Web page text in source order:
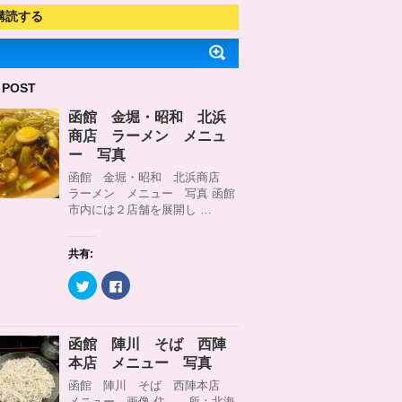
読する
函館 金堀・昭和 北浜
商店 ラーメン メニュ
ー 写真
函館 金堀・昭和 北浜商店
ラーメン メニュー 写真 函館
市内には２店舗を展開し …
共有:
ク
リ
し
て
T
w
i
t
F
a
b
o
o
k
で
共
有
函館 陣川 そば 西陣
本店 メニュー 写真
函館 陣川 そば 西陣本店